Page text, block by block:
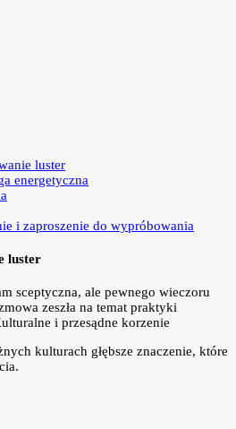
luster
energetyczna
i zaproszenie do wypróbowania
luster
sceptyczna, ale pewnego wieczoru
zeszła na temat praktyki
i przesądne korzenie
kulturach głębsze znaczenie, które